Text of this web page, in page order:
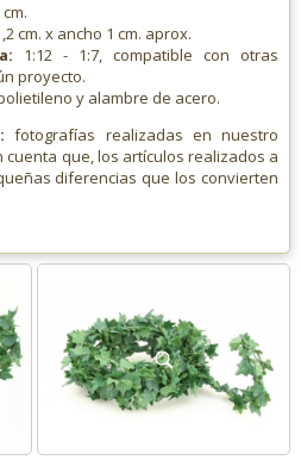
cm. x ancho 1 cm. aprox.
1:12 - 1:7, compatible con otras
proyecto.
y alambre de acero.
fotografías realizadas en nuestro
que, los artículos realizados a
diferencias que los convierten